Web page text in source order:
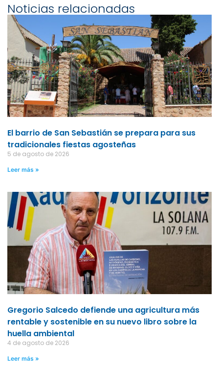
Noticias relacionadas
El barrio de San Sebastián se prepara para sus
tradicionales fiestas agosteñas
5 de agosto de 2026
Leer más »
Gregorio Salcedo defiende una agricultura más
rentable y sostenible en su nuevo libro sobre la
huella ambiental
4 de agosto de 2026
Leer más »